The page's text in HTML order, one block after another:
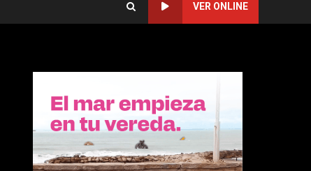
VER ONLINE